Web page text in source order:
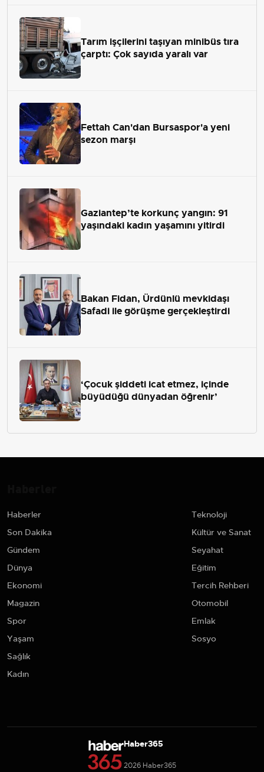
Tarım işçilerini taşıyan minibüs tıra
çarptı: Çok sayıda yaralı var
Fettah Can'dan Bursaspor'a yeni
sezon marşı
Gaziantep’te korkunç yangın: 91
yaşındaki kadın yaşamını yitirdi
Bakan Fidan, Ürdünlü mevkidaşı
Safadi ile görüşme gerçekleştirdi
‘Çocuk şiddeti icat etmez, içinde
büyüdüğü dünyadan öğrenir’
Haberler
Son Dakika
Gündem
Dünya
Ekonomi
Magazin
Spor
Yaşam
Sağlık
Kadın
Teknoloji
Kültür ve Sanat
Seyahat
Eğitim
Tercih Rehberi
Otomobil
Emlak
Sosyo
Haber365
2026 Haber365